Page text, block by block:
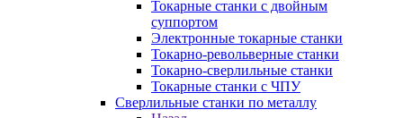
Токарные станки с двойным
суппортом
Электронные токарные станки
Токарно-револьверные станки
Токарно-сверлильные станки
Токарные станки с ЧПУ
Сверлильные станки по металлу